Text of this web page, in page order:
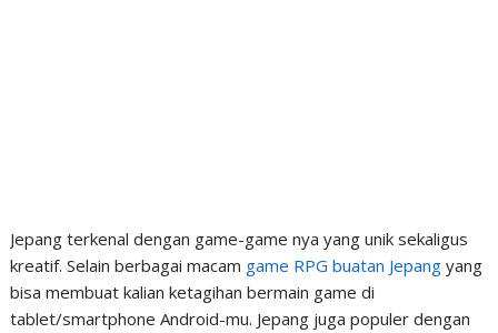
Jepang terkenal dengan game-game nya yang unik sekaligus
kreatif. Selain berbagai macam game RPG buatan Jepangyang
bisa membuat kalian ketagihan bermain game di
tablet/smartphone Android-mu. Jepang juga populer dengan